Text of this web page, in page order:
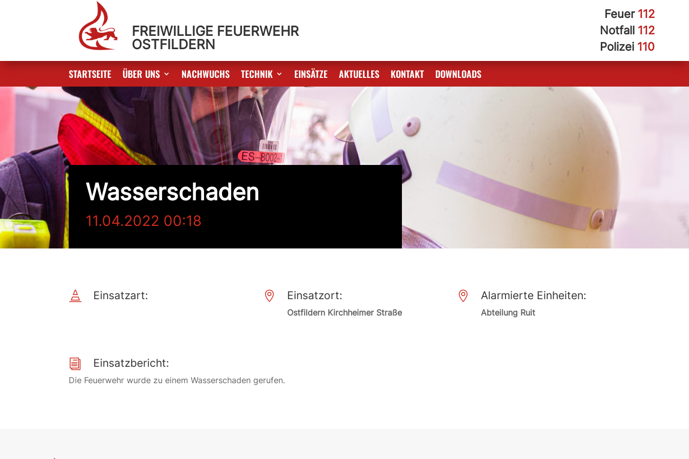
FREIWILLIGE FEUERWEHR
OSTFILDERN
Feuer 112
Notfall 112
Polizei 110
STARTSEITE ÜBER UNS NACHWUCHS TECHNIK EINSÄTZE AKTUELLES KONTAKT DOWNLOADS
Wasserschaden
11.04.2022 00:18
 Einsatzart:  Einsatzort:
Ostfildern Kirchheimer Straße
 Alarmierte Einheiten:
Abteilung Ruit
i Einsatzbericht:
Die Feuerwehr wurde zu einem Wasserschaden gerufen.